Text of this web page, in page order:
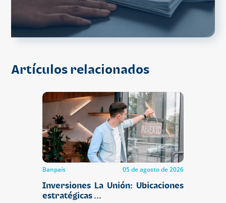
Artículos relacionados
Banpaís 05 de agosto de 2026
Inversiones La Unión: Ubicaciones
estratégicas ...